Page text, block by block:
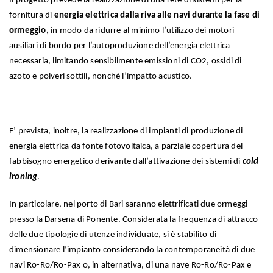
fornitura di energia elettrica dalla riva alle navi durante la fase di
ormeggio, in modo da ridurre al minimo l’utilizzo dei motori
ausiliari di bordo per l’autoproduzione dell’energia elettrica
necessaria, limitando sensibilmente emissioni di CO2, ossidi di
azoto e polveri sottili, nonché l’impatto acustico.
E’ prevista, inoltre, la realizzazione di impianti di produzione di
energia elettrica da fonte fotovoltaica, a parziale copertura del
fabbisogno energetico derivante dall’attivazione dei sistemi di cold
ironing.
In particolare, nel porto di Bari saranno elettrificati due ormeggi
presso la Darsena di Ponente. Considerata la frequenza di attracco
delle due tipologie di utenze individuate, si è stabilito di
dimensionare l’impianto considerando la contemporaneità di due
navi Ro-Ro/Ro-Pax o, in alternativa, di una nave Ro-Ro/Ro-Pax e